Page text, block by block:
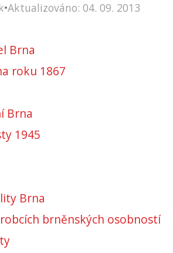
•Aktualizováno: 04. 09. 2013
Brna
roku 1867
Brna
1945
Brna
brněnských osobností